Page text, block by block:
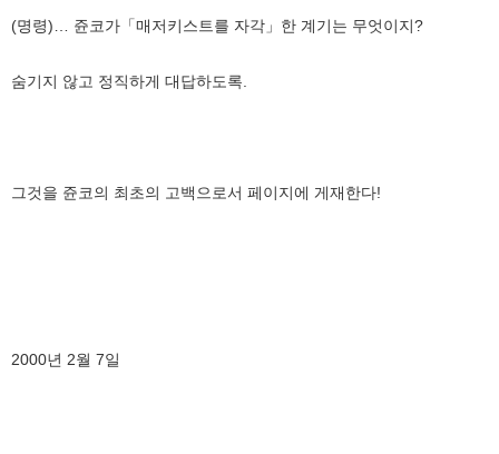
(명령)… 쥰코가「매저키스트를 자각」한 계기는 무엇이지?
숨기지 않고 정직하게 대답하도록.
그것을 쥰코의 최초의 고백으로서 페이지에 게재한다!
2000년 2월 7일